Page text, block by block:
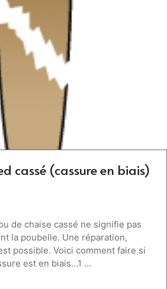
cassé (cassure en biais)
de chaise cassé ne signifie pas
la poubelle. Une réparation,
possible. Voici comment faire si
est en biais…1 ...